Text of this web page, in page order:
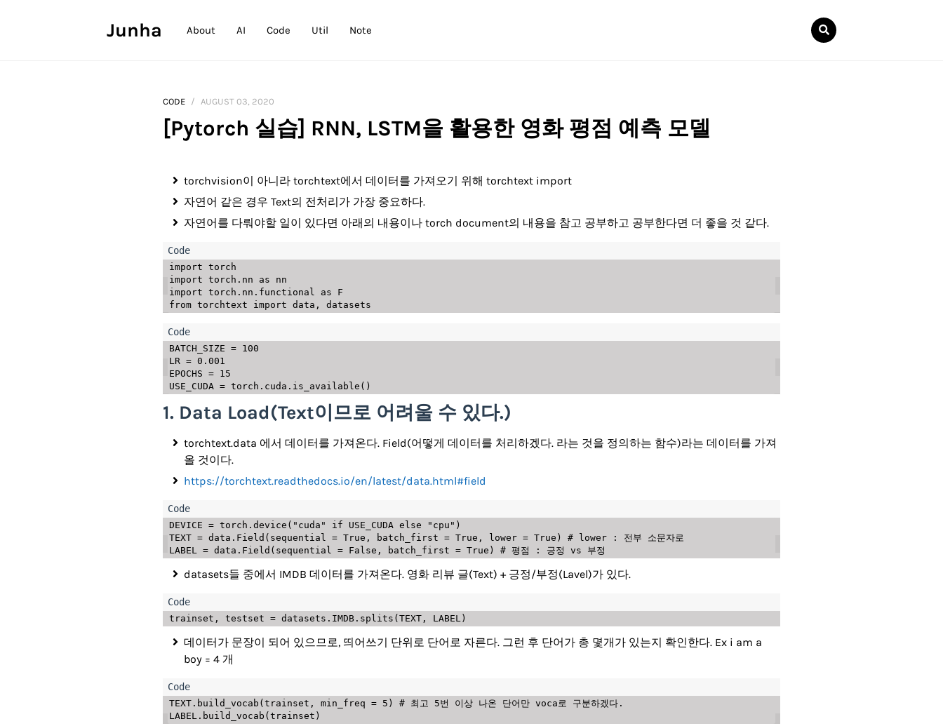
Junha About AI Code Util Note
CODE AUGUST 03, 2020
[Pytorch 실습] RNN, LSTM을 활용한 영화 평점 예측 모델
torchvision이 아니라 torchtext에서 데이터를 가져오기 위해 torchtext import
자연어 같은 경우 Text의 전처리가 가장 중요하다.
자연어를 다뤄야할 일이 있다면 아래의 내용이나 torch document의 내용을 참고 공부하고 공부한다면 더 좋을 것 같다.
import
import torch . nn as
import torch . nn . functional as
from torchtext import data ,
BATCH_SIZE = 100
LR = 0.001
EPOCHS = 15
USE_CUDA = torch . cuda . is_available ( )
1. Data Load(Text이므로 어려울 수 있다.)
torchtext.data 에서 데이터를 가져온다. Field(어떻게 데이터를 처리하겠다. 라는 것을 정의하는 함수)라는 데이터를 가져
올 것이다.
https://torchtext.readthedocs.io/en/latest/data.html#field
DEVICE = torch . device ( "cuda" if USE_CUDA else "cpu" )
TEXT = data . Field ( sequential = True , batch_first = True , lower = True )
# lower : 전부 소문자로
LABEL = data . Field ( sequential = False , batch_first = True ) # 평점 : 긍정 vs 부정
datasets들 중에서 IMDB 데이터를 가져온다. 영화 리뷰 글(Text) + 긍정/부정(Lavel)가 있다.
trainset , testset = datasets . IMDB . splits ( TEXT , LABEL )
데이터가 문장이 되어 있으므로, 띄어쓰기 단위로 단어로 자른다. 그런 후 단어가 총 몇개가 있는지 확인한다. Ex i am a
boy = 4 개
TEXT . build_vocab ( trainset , min_freq = 5 )
# 최고 5번 이상 나온 단어만 voca로 구분하겠다.
LABEL . build_vocab ( trainset )